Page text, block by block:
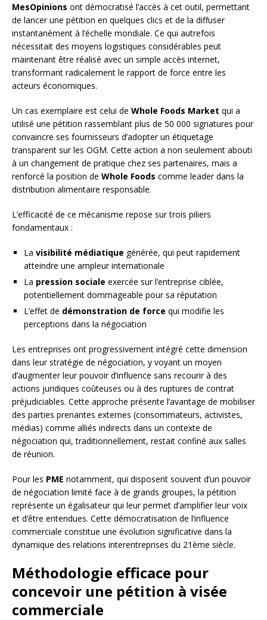
MesOpinions ont démocratisé l’accès à cet outil, permettant
de lancer une pétition en quelques clics et de la diffuser
instantanément à l’échelle mondiale. Ce qui autrefois
nécessitait des moyens logistiques considérables peut
maintenant être réalisé avec un simple accès internet,
transformant radicalement le rapport de force entre les
acteurs économiques.
Un cas exemplaire est celui de Whole Foods Market qui a
utilisé une pétition rassemblant plus de 50 000 signatures pour
convaincre ses fournisseurs d’adopter un étiquetage
transparent sur les OGM. Cette action a non seulement abouti
à un changement de pratique chez ses partenaires, mais a
renforcé la position de Whole Foods comme leader dans la
distribution alimentaire responsable.
L’efficacité de ce mécanisme repose sur trois piliers
fondamentaux :
La visibilité médiatique générée, qui peut rapidement
atteindre une ampleur internationale
La pression sociale exercée sur l’entreprise ciblée,
potentiellement dommageable pour sa réputation
L’effet de démonstration de force qui modifie les
perceptions dans la négociation
Les entreprises ont progressivement intégré cette dimension
dans leur stratégie de négociation, y voyant un moyen
d’augmenter leur pouvoir d’influence sans recourir à des
actions juridiques coûteuses ou à des ruptures de contrat
préjudiciables. Cette approche présente l’avantage de mobiliser
des parties prenantes externes (consommateurs, activistes,
médias) comme alliés indirects dans un contexte de
négociation qui, traditionnellement, restait confiné aux salles
de réunion.
Pour les PME notamment, qui disposent souvent d’un pouvoir
de négociation limité face à de grands groupes, la pétition
représente un égalisateur qui leur permet d’amplifier leur voix
et d’être entendues. Cette démocratisation de l’influence
commerciale constitue une évolution significative dans la
dynamique des relations interentreprises du 21ème siècle.
Méthodologie efficace pour
concevoir une pétition à visée
commerciale